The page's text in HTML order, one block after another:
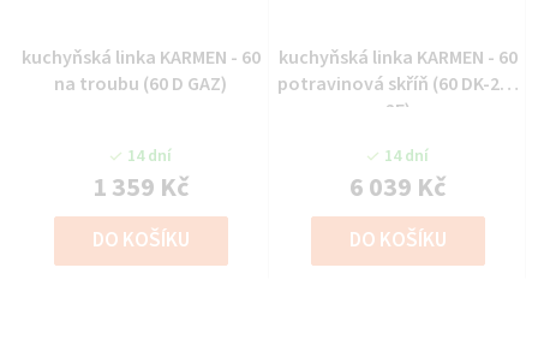
kuchyňská linka KARMEN - 60
na troubu (60 D GAZ)
14 dní
1 359 Kč
DO KOŠÍKU
kuchyňská linka KARMEN - 60
potravinová skříň (60 DK-210
2F)
14 dní
6 039 Kč
DO KOŠÍKU